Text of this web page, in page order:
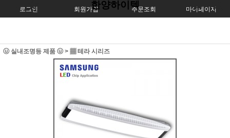
로그인 회원가입 주문조회 마이페이지
한양하이텍
ⓤ 실내조명등 제품 ⓤ > ▦ 테라 시리즈